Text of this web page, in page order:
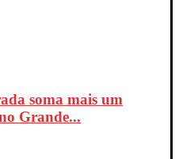
soma mais um
Grande...